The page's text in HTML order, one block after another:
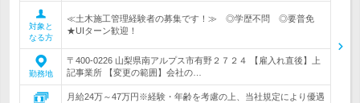
対象と
なる方
≪土木施工管理経験者の募集です！≫ ◎学歴不問 ◎要普免
★UIターン歓迎！
勤務地
〒400-0226 山梨県南アルプス市有野２７２４ 【雇入れ直後】上
記事業所 【変更の範囲】会社の…
月給24万～47万円※経験・年齢を考慮の上、当社規定により優遇